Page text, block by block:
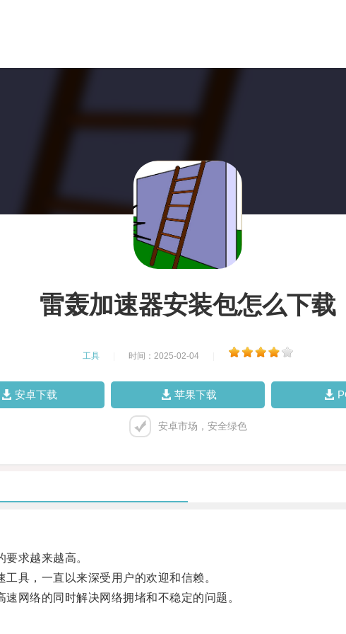
雷轰加速器安装包怎么下载
工具 时间：2025-02-04
安卓下载 苹果下载
安卓市场，安全绿色
求越来越高。
具，一直以来深受用户的欢迎和信赖。
络的同时解决网络拥堵和不稳定的问题。